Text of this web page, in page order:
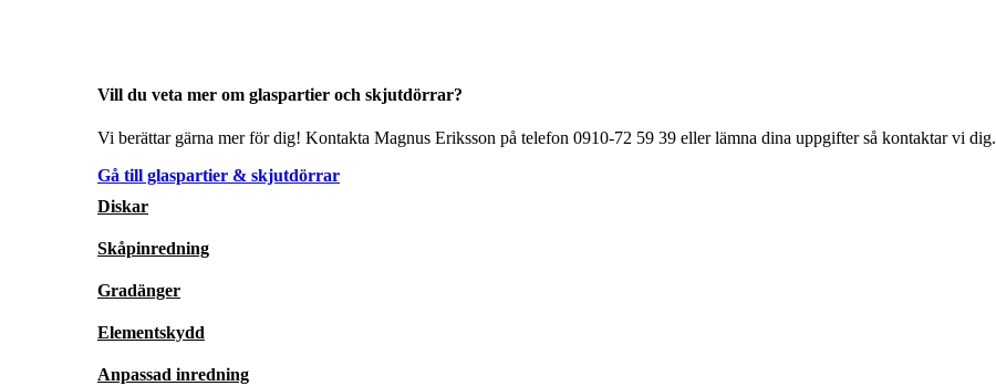
Vill du veta mer om glaspartier och skjutdörrar?
Vi berättar gärna mer för dig! Kontakta Magnus Eriksson på telefon 0910-72 59 39 eller lämna dina uppgifter så kontaktar vi dig.
Gå till glaspartier & skjutdörrar
Diskar
Skåpinredning
Gradänger
Elementskydd
Anpassad inredning